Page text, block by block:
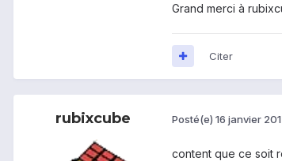
Grand merci à
Citer
rubixcube Posté(e) 16 janvier
content que ce soit